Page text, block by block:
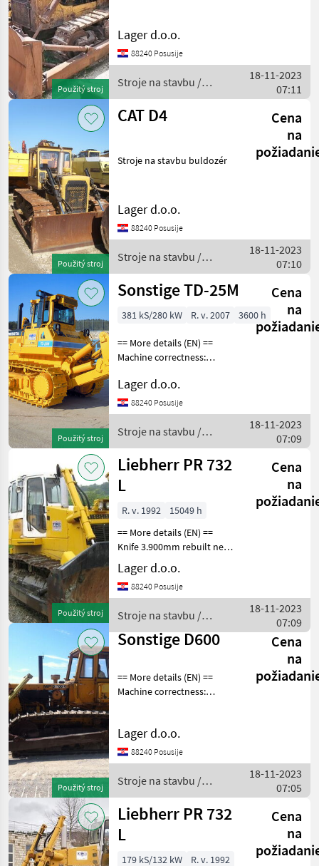
Použitý stroj
chains segments and
slippers Stroje na stavbu
buldozér
Lager d.o.o.
88240 Posusije
Stroje na stavbu /
CAT
18-11-2023
07:11
Použitý stroj
CAT D4
Cena
na
Stroje na stavbu buldozér
Lager d.o.o.
88240 Posusije
Stroje na stavbu /
CAT
18-11-2023
07:10
Použitý stroj
Sonstige TD-25M
Cena
na
381 kS/280 kW R. v. 2007 3600 h
== More details (EN) ==
Machine correctness:
560 mm ROPS / FOPS cab
SU blade volume 9, 6m3
width 4050mm ripper with
one tooth ripper pen
Lager d.o.o.
88240 Posusije
Stroje na stavbu /
Sonstige
18-11-2023
07:09
Použitý stroj
Liebherr PR 732
L
Cena
na
R. v. 1992
15049 h
== More details (EN) ==
Knife 3.900mm rebuilt new
color Serial number
412/2102 Stroje na stavbu
buldozér
Lager d.o.o.
88240 Posusije
Stroje na stavbu /
Liebherr
18-11-2023
07:09
Použitý stroj
Sonstige D600
Cena
na
== More details (EN) ==
Machine correctness:
shield tilt Stroje na stavbu
buldozér
Lager d.o.o.
88240 Posusije
Stroje na stavbu /
Sonstige
18-11-2023
07:05
Liebherr PR 732
L
Cena
na
179 kS/132 kW R. v. 1992